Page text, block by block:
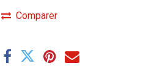
Comparer